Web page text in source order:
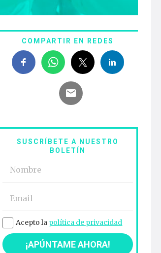
COMPARTIR EN REDES
SUSCRÍBETE A NUESTRO
BOLETÍN
Acepto la política de privacidad